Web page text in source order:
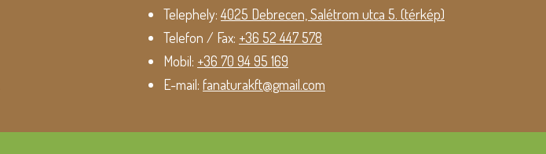
Telephely:4025 Debrecen, Salétrom utca 5. (térkép)
Telefon / Fax: +36 52 447 578
Mobil: +36 70 94 95 169
E-mail: fanaturakft@gmail.com